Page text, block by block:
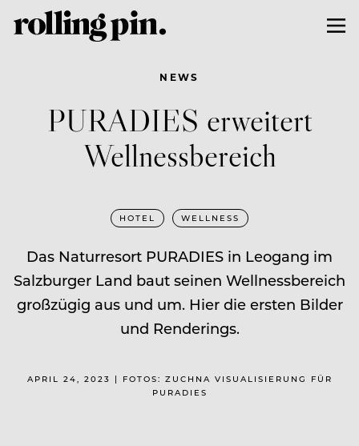
NEWS
PURADIES erweitert
Wellnessbereich
HOTEL WELLNESS
Das Naturresort PURADIES in Leogang im
Salzburger Land baut seinen Wellnessbereich
großzügig aus und um. Hier die ersten Bilder
und Renderings.
APRIL 24, 2023 | FOTOS: ZUCHNA VISUALISIERUNG FÜR
PURADIES